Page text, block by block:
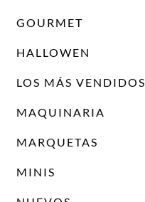
GOURMET
HALLOWEN
LOS MÁS VENDIDOS
MAQUINARIA
MARQUETAS
MINIS